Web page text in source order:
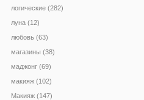
логические (282)
луна (12)
любовь (63)
магазины (38)
маджонг (69)
макияж (102)
Макияж (147)